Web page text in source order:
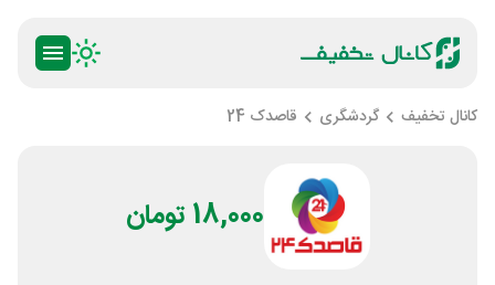
کانال تخفیف گردشگری قاصدک 24
18,000 تومان